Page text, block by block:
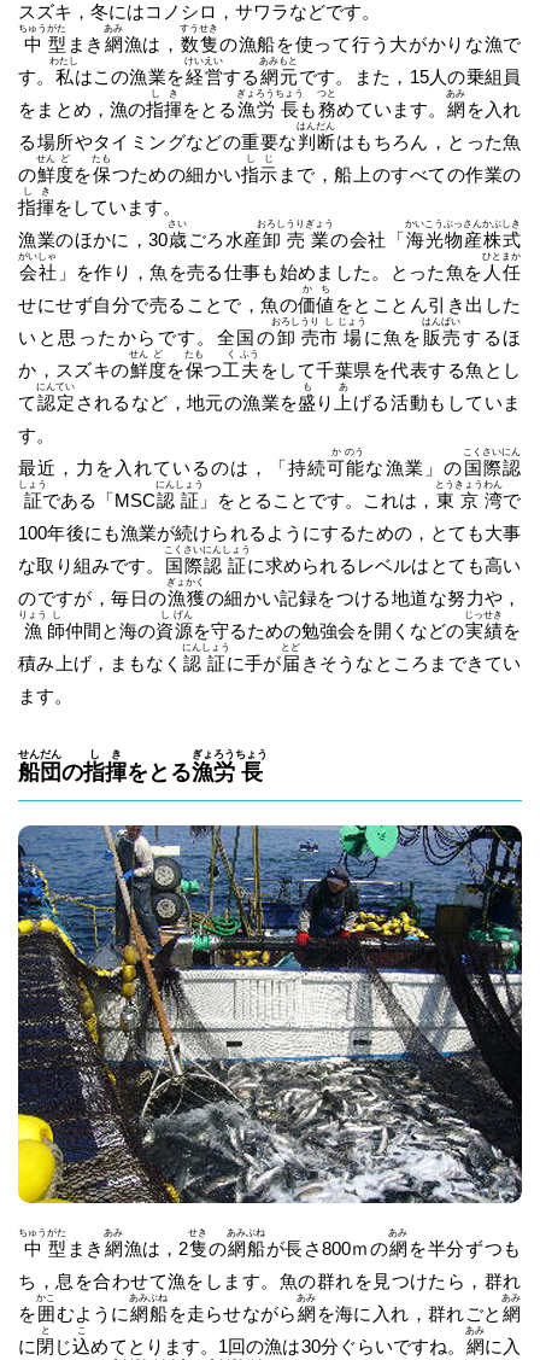
スズキ，冬にはコノシロ，サワラなどです。
中
ちゅう
型
がた
まき 網
あみ
漁は， 数
すう
隻
せき
の漁船を使って行う大がかりな漁で
す。 私
わたし
はこの漁業を経
けい
営
えい
する網
あみ
元
もと
です。また，15人の乗組員
をまとめ，漁の指
し
揮
き
をとる漁
ぎょ
労
ろう
長
ちょう
も務
つと
めています。 網
あみ
を入れ
る場所やタイミングなどの重要な判
はん
断
だん
はもちろん，とった魚
の鮮
せん
度
ど
を保
たも
つための細かい指
し
示
じ
まで，船上のすべての作業の
指
し
揮
き
をしています。
漁業のほかに，30歳
さい
ごろ水産卸
おろし
売
うり
業
ぎょう
の会社「海
かい
光
こう
物
ぶっ
産
さん
株
かぶ
式
しき
会
がい
社
しゃ
」を作り，魚を売る仕事も始めました。とった魚を 人
ひと
任
まか
せにせず自分で売ることで，魚の価
か
値
ち
をとことん引き出した
いと思ったからです。全国の卸
おろし
売
うり
市
し
場
じょう
に魚を 販
はん
売
ばい
するほ
か，スズキの鮮
せん
度
ど
を保
たも
つ工
く
夫
ふう
をして千葉県を代表する魚とし
て認
にん
定
てい
されるなど，地元の漁業を盛
も
り 上
あ
げる活動もしていま
す。
最近，力を入れているのは，「持続可
か
能
のう
な漁業」の国
こく
際
さい
認
にん
証
しょう
である「MSC認
にん
証
しょう
」をとることです。これは， 東
とう
京
きょう
湾
わん
で
100年後にも漁業が続けられるようにするための，とても大事
な取り組みです。 国
こく
際
さい
認
にん
証
しょう
に求められるレベルはとても高い
のですが，毎日の漁
ぎょ
獲
かく
の細かい記録をつける地道な努力や，
漁
りょう
師
し
仲間と海の資
し
源
げん
を守るための勉強会を開くなどの実
じっ
績
せき
を
積み上げ，まもなく 認
にん
証
しょう
に手が届
とど
きそうなところまできてい
ます。
船
せん
団
だん
の指
し
揮
き
をとる漁
ぎょ
労
ろう
長
ちょう
中
ちゅう
型
がた
まき 網
あみ
漁は，2隻
せき
の網
あみ
船
ぶね
が長さ800ｍの網
あみ
を半分ずつも
ち，息を合わせて漁をします。魚の群れを見つけたら，群れ
を囲
かこ
むように網
あみ
船
ぶね
を走らせながら網
あみ
を海に入れ，群れごと 網
あみ
に閉
と
じ込
こ
めてとります。1回の漁は30分ぐらいですね。 網
あみ
に入